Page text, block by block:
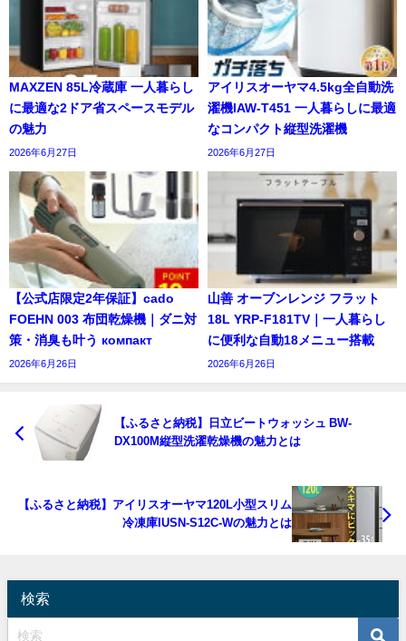
MAXZEN 85L冷蔵庫 一人暮らし
に最適な2ドア省スペースモデル
の魅力
2026年6月27日
アイリスオーヤマ4.5kg全自動洗
濯機IAW-T451 一人暮らしに最適
なコンパクト縦型洗濯機
2026年6月27日
【公式店限定2年保証】cado
FOEHN 003 布団乾燥機｜ダニ対
策・消臭も叶う компакт
2026年6月26日
山善 オーブンレンジ フラット
18L YRP-F181TV｜一人暮らし
に便利な自動18メニュー搭載
2026年6月26日
【ふるさと納税】日立ビートウォッシュ BW-
DX100M縦型洗濯乾燥機の魅力とは
【ふるさと納税】アイリスオーヤマ120L小型スリム
冷凍庫IUSN-S12C-Wの魅力とは
検索